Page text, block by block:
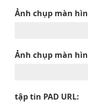
Ảnh chụp màn
Ảnh chụp màn
tập tin PAD URL: